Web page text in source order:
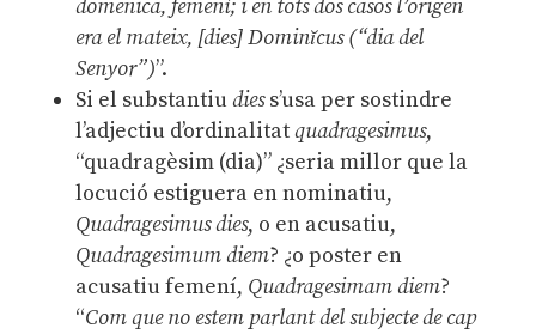
domenica, femení; i en tots dos casos l’origen
era el mateix, [dies] Dominĭcus (“dia del
Senyor”)”.
Si el substantiu diess’usa per sostindre
l’adjectiu d’ordinalitatquadragesimus,
“quadragèsim (dia)” ¿seria millor que la
locució estiguera en nominatiu,
Quadragesimus dies, o en acusatiu,
Quadragesimum diem? ¿o poster en
acusatiu femení, Quadragesimam diem?
“Com que no estem parlant del subjecte de cap